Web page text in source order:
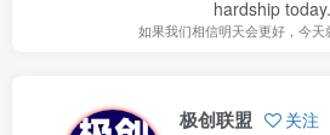
hardship today.
如果我们相信明天会更好，今天
极创联盟 关注